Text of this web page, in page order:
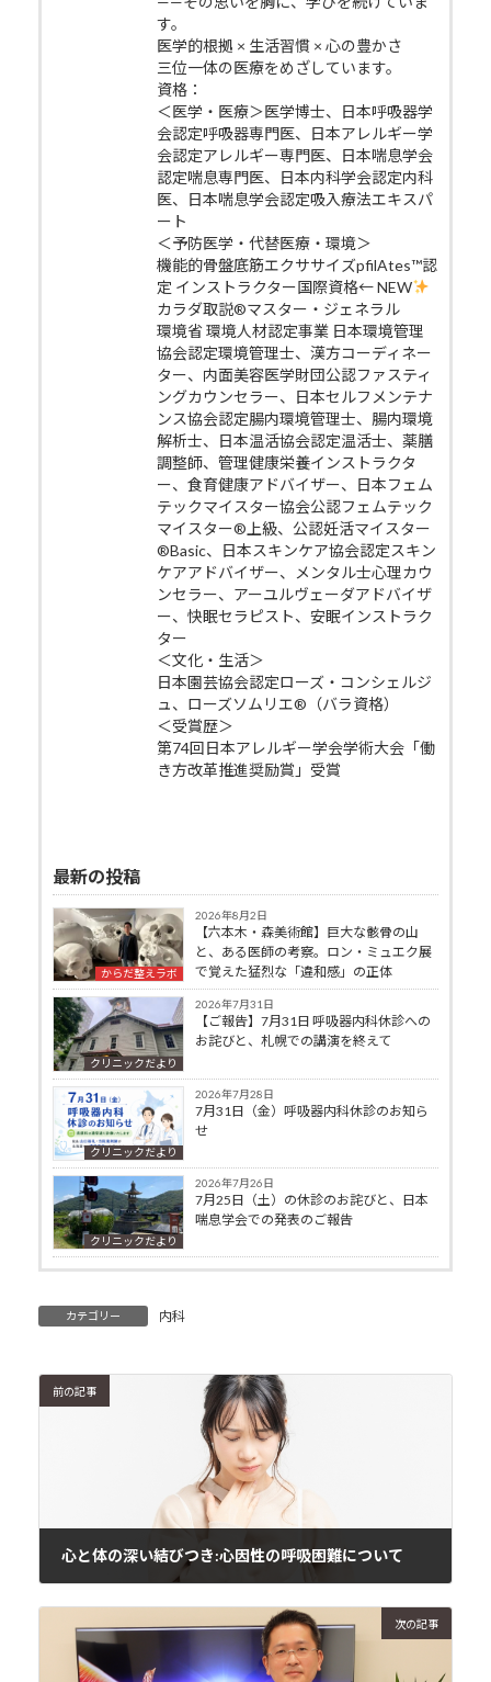
す。
医学的根拠 × 生活習慣 × 心の豊かさ
三位一体の医療をめざしています。
資格：
＜医学・医療＞医学博士、日本呼吸器学
会認定呼吸器専門医、日本アレルギー学
会認定アレルギー専門医、日本喘息学会
認定喘息専門医、日本内科学会認定内科
医、日本喘息学会認定吸入療法エキスパ
ート
＜予防医学・代替医療・環境＞
機能的骨盤底筋エクササイズpfilAtes™認
定 インストラクター国際資格← NEW
カラダ取説®マスター・ジェネラル
環境省 環境人材認定事業 日本環境管理
協会認定環境管理士、漢方コーディネー
ター、内面美容医学財団公認ファスティ
ングカウンセラー、日本セルフメンテナ
ンス協会認定腸内環境管理士、腸内環境
解析士、日本温活協会認定温活士、薬膳
調整師、管理健康栄養インストラクタ
ー、食育健康アドバイザー、日本フェム
テックマイスター協会公認フェムテック
マイスター®上級、公認妊活マイスター
®Basic、日本スキンケア協会認定スキン
ケアアドバイザー、メンタル士心理カウ
ンセラー、アーユルヴェーダアドバイザ
ー、快眠セラピスト、安眠インストラク
ター
＜文化・生活＞
日本園芸協会認定ローズ・コンシェルジ
ュ、ローズソムリエ®（バラ資格）
＜受賞歴＞
第74回日本アレルギー学会学術大会「働
き方改革推進奨励賞」受賞
最新の投稿
からだ整えラボ
2026年8月2日
【六本木・森美術館】巨大な骸骨の山
と、ある医師の考察。ロン・ミュエク展
で覚えた猛烈な「違和感」の正体
クリニックだより
2026年7月31日
【ご報告】7月31日 呼吸器内科休診への
お詫びと、札幌での講演を終えて
クリニックだより
2026年7月28日
7月31日（金）呼吸器内科休診のお知ら
せ
クリニックだより
2026年7月26日
7月25日（土）の休診のお詫びと、日本
喘息学会での発表のご報告
カテゴリー 内科
前の記事
心と体の深い結びつき:心因性の呼吸困難について
次の記事